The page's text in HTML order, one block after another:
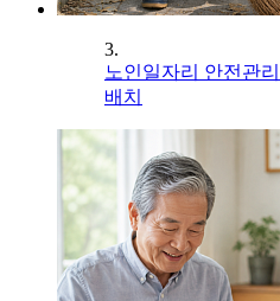
3.
노인일자리 안전관
배치